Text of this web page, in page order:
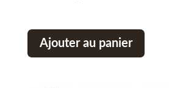
Ajouter au panier